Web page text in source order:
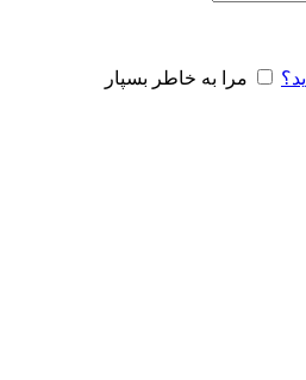
مرا به خاطر بسپار